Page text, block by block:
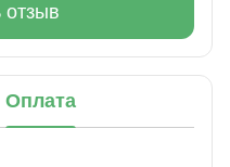
отзыв
Оплата